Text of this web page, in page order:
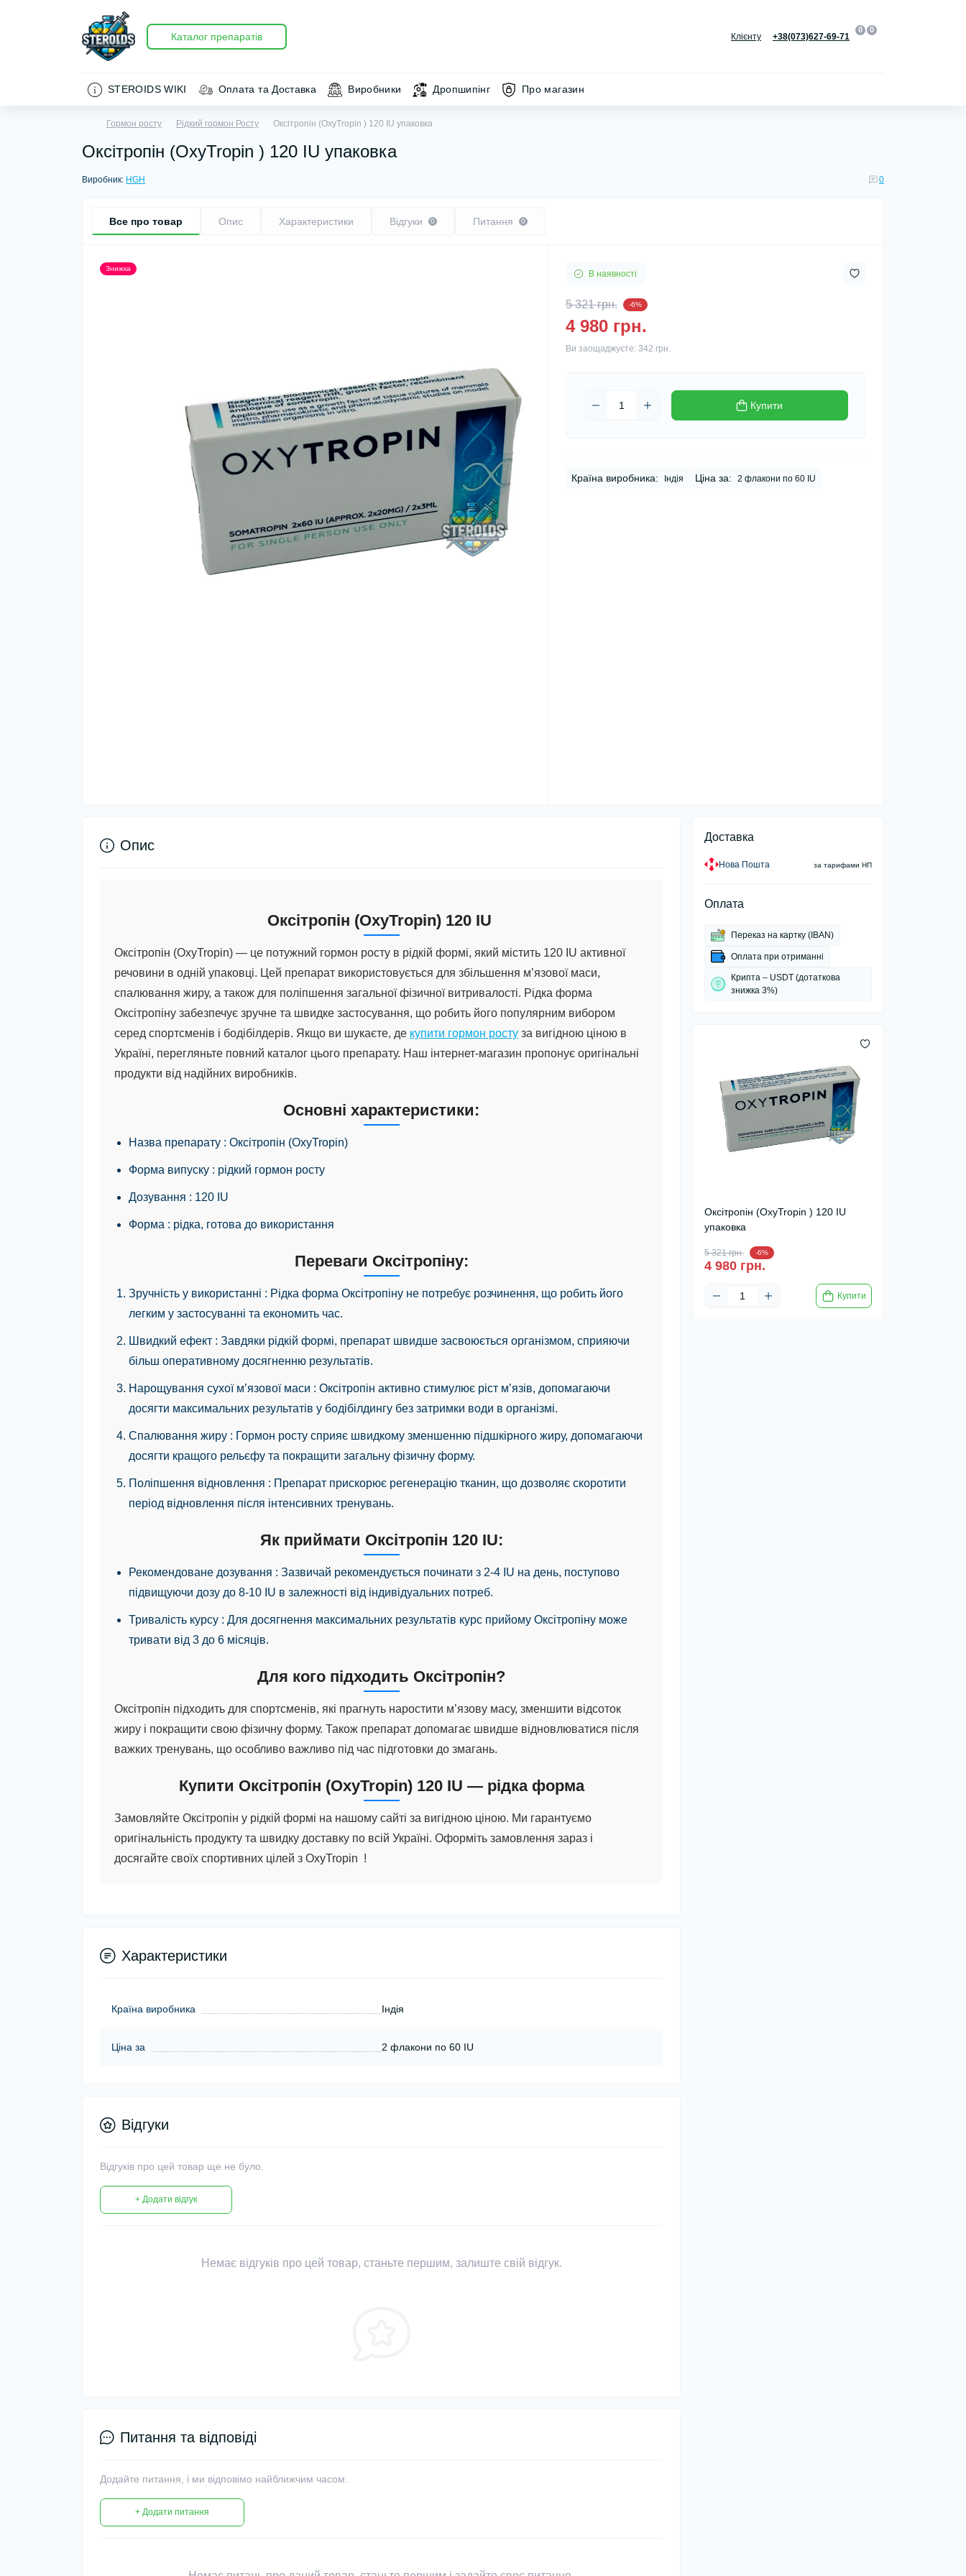
Каталог препаратів Клієнту +38(073)627-69-71
0 0
STEROIDS WIKI Оплата та Доставка Виробники Дропшипінг Про магазин
Гормон росту Рідкий гормон Росту Оксітропін (OxyTropin ) 120 IU упаковка
Оксітропін (OxyTropin ) 120 IU упаковка
Виробник: HGH 0
Все про товар Опис Характеристики Відгуки 0 Питання 0
Знижка В наявності
5 321 грн. -6%
4 980 грн.
Ви заощаджуєте: 342 грн.
Купити
Країна виробника: Індія Ціна за: 2 флакони по 60 IU
Доставка
Нова Пошта за тарифами НП
Оплата
Переказ на картку (IBAN)
Оплата при отриманні
Крипта – USDT (дотаткова
знижка 3%)
Оксітропін (OxyTropin ) 120 IU
упаковка
5 321 грн. -6%
4 980 грн.
Купити
Опис
Оксітропін (OxyTropin) 120 IU
Оксітропін (OxyTropin) — це потужний гормон росту в рідкій формі, який містить 120 IU активної
речовини в одній упаковці. Цей препарат використовується для збільшення м’язової маси,
спалювання жиру, а також для поліпшення загальної фізичної витривалості. Рідка форма
Оксітропіну забезпечує зручне та швидке застосування, що робить його популярним вибором
серед спортсменів і бодібілдерів. Якщо ви шукаєте, де купити гормон росту за вигідною ціною в
Україні, перегляньте повний каталог цього препарату. Наш інтернет-магазин пропонує оригінальні
продукти від надійних виробників.
Основні характеристики:
Назва препарату : Оксітропін (OxyTropin)
Форма випуску : рідкий гормон росту
Дозування : 120 IU
Форма : рідка, готова до використання
Переваги Оксітропіну:
Зручність у використанні : Рідка форма Оксітропіну не потребує розчинення, що робить його
легким у застосуванні та економить час.
Швидкий ефект : Завдяки рідкій формі, препарат швидше засвоюється організмом, сприяючи
більш оперативному досягненню результатів.
Нарощування сухої м’язової маси : Оксітропін активно стимулює ріст м’язів, допомагаючи
досягти максимальних результатів у бодібілдингу без затримки води в організмі.
Спалювання жиру : Гормон росту сприяє швидкому зменшенню підшкірного жиру, допомагаючи
досягти кращого рельєфу та покращити загальну фізичну форму.
Поліпшення відновлення : Препарат прискорює регенерацію тканин, що дозволяє скоротити
період відновлення після інтенсивних тренувань.
Як приймати Оксітропін 120 IU:
Рекомендоване дозування : Зазвичай рекомендується починати з 2-4 IU на день, поступово
підвищуючи дозу до 8-10 IU в залежності від індивідуальних потреб.
Тривалість курсу : Для досягнення максимальних результатів курс прийому Оксітропіну може
тривати від 3 до 6 місяців.
Для кого підходить Оксітропін?
Оксітропін підходить для спортсменів, які прагнуть наростити м’язову масу, зменшити відсоток
жиру і покращити свою фізичну форму. Також препарат допомагає швидше відновлюватися після
важких тренувань, що особливо важливо під час підготовки до змагань.
Купити Оксітропін (OxyTropin) 120 IU — рідка форма
Замовляйте Оксітропін у рідкій формі на нашому сайті за вигідною ціною. Ми гарантуємо
оригінальність продукту та швидку доставку по всій Україні. Оформіть замовлення зараз і
досягайте своїх спортивних цілей з OxyTropin !
Характеристики
Країна виробника Індія
Ціна за 2 флакони по 60 IU
Відгуки
Відгуків про цей товар ще не було.
+ Додати відгук
Немає відгуків про цей товар, станьте першим, залиште свій відгук.
Питання та відповіді
Додайте питання, і ми відповімо найближчим часом.
+ Додати питання